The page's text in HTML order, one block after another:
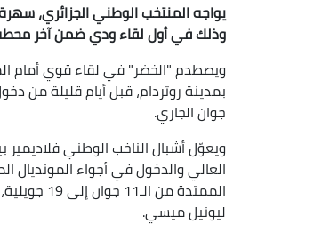
وذلك في أول لقاء ودي ضمن آخر محطة
ويصطدم "الخضر" في لقاء قوي أمام
جوان الجاري.
ويعوّل أشبال الناخب الوطني
العالي والدخول في أجواء المونديال
الممتدة
ليونيل ميسي.